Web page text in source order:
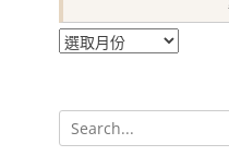
彙
Search
for: